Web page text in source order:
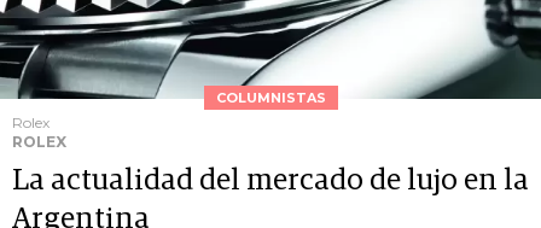
COLUMNISTAS
Rolex
ROLEX
La actualidad del mercado de lujo en la
Argentina